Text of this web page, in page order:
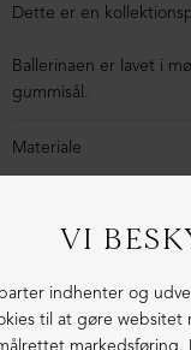
Dette er en
Ballerinaen er lavet i
gummisål.
Materiale
1-3 dages
Fri fragt fra